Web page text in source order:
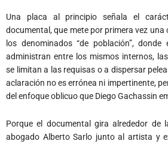
Una placa al principio señala el
documental, que mete por primera vez una
los denominados “de población”,
administran entre los mismos internos,
se limitan a las requisas o a dispersar
aclaración no es errónea ni impertinente,
del enfoque oblicuo que Diego Gachassin
Porque el documental gira alrededor de
abogado Alberto Sarlo junto al artista y